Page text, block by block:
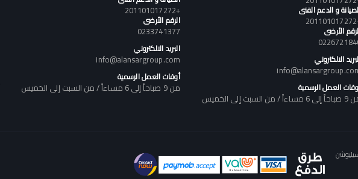
و الدعم الفنى
الأرضى
الالكتروني
العمل الرسمية
/ من السبت إلى الخميس
+201101017272
الرقم الأرضى
0233741377
البريد الالكتروني
info@alansargroup.com
أوقات العمل الرسمية
من 9 صباحاً إلى 6 مساءاً / من السبت إلى الخميس